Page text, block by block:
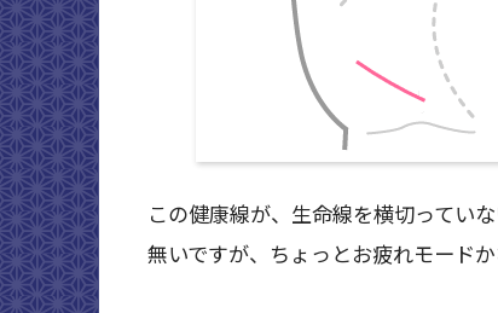
この健康線が、生命線を横切ってい
無いですが、ちょっとお疲れモードか